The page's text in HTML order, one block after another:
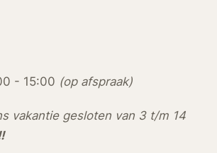
- 15:00 (op afspraak)
vakantie gesloten van 3 t/m 14